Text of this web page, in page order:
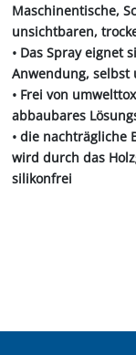
Maschinentische,
unsichtbaren,
• Das Spray eignet
Anwendung,
• Frei von
abbaubares
• die nachträgliche
wird durch das
silikonfrei